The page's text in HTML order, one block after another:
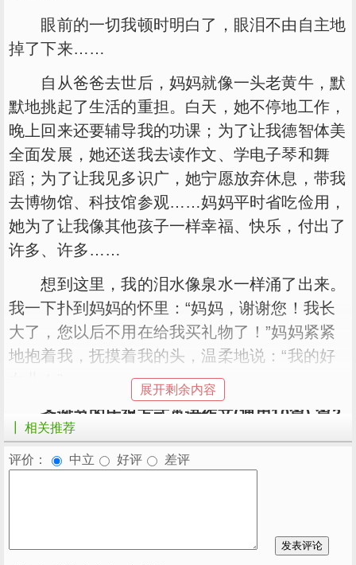
眼前的一切我顿时明白了，眼泪不由自主地
掉了下来……
自从爸爸去世后，妈妈就像一头老黄牛，默
默地挑起了生活的重担。白天，她不停地工作，
晚上回来还要辅导我的功课；为了让我德智体美
全面发展，她还送我去读作文、学电子琴和舞
蹈；为了让我见多识广，她宁愿放弃休息，带我
去博物馆、科技馆参观……妈妈平时省吃俭用，
她为了让我像其他孩子一样幸福、快乐，付出了
许多、许多……
想到这里，我的泪水像泉水一样涌了出来。
我一下扑到妈妈的怀里：“妈妈，谢谢您！我长
大了，您以后不用在给我买礼物了！”妈妈紧紧
地抱着我，抚摸着我的头，温柔地说：“我的好
圣诞节的庆祝方式英语作文(通用10篇) 篇2
在我5岁那年的圣诞节，我从伙伴的口中得
知：圣诞节当天晚上，只要把圣诞袜挂在床边，
妈，今天是圣诞节，圣诞老人会给我带来礼物
展开剩余内容
┃ 相关推荐
评价： 中立 好评 差评